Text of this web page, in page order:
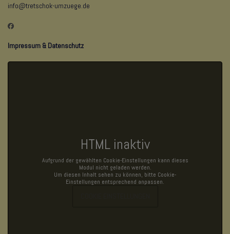
info@tretschok-umzuege.de
Impressum & Datenschutz
HTML inaktiv
Aufgrund der gewählten Cookie-Einstellungen kann dieses
Modul nicht geladen werden.
Um diesen Inhalt sehen zu können, bitte Cookie-
Einstellungen entsprechend anpassen.